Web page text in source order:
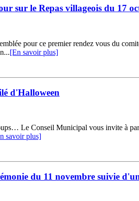
sur le Repas villageois du 17
pour ce premier rendez vous du
[En savoir plus]
d'Halloween
Le Conseil Municipal vous invite à
savoir plus]
du 11 novembre suivie